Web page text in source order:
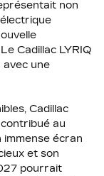
non
Cadillac LYRIQ
une
Cadillac
au
immense écran
et son
pourrait